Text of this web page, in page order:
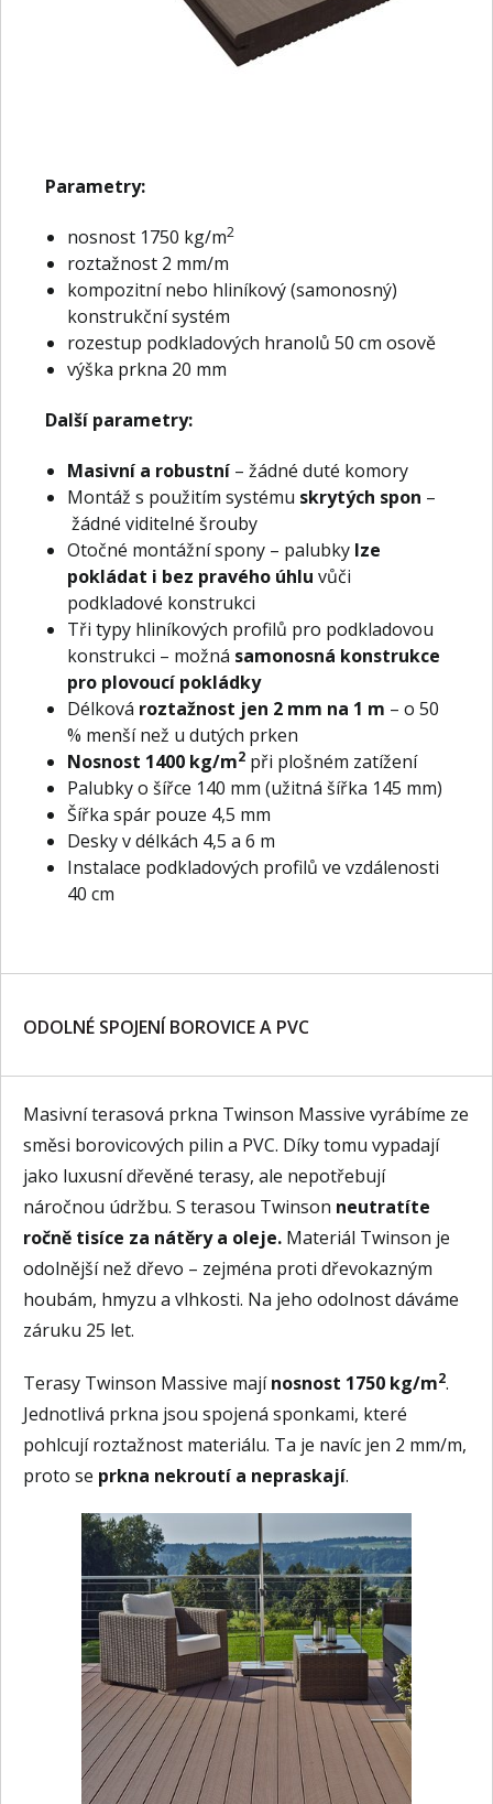
Parametry:
nosnost 1750 kg/m2
roztažnost 2 mm/m
kompozitní nebo hliníkový (samonosný)
konstrukční systém
rozestup podkladových hranolů 50 cm osově
výška prkna 20 mm
Další parametry:
Masivní a robustní – žádné duté komory
Montáž s použitím systému skrytých spon –
žádné viditelné šrouby
Otočné montážní spony – palubky lze
pokládat i bez pravého úhlu vůči
podkladové konstrukci
Tři typy hliníkových profilů pro podkladovou
konstrukci – možná samonosná konstrukce
pro plovoucí pokládky
Délková roztažnost jen 2 mm na 1 m – o 50
% menší než u dutých prken
Nosnost 1400 kg/m2 při plošném zatížení
Palubky o šířce 140 mm (užitná šířka 145 mm)
Šířka spár pouze 4,5 mm
Desky v délkách 4,5 a 6 m
Instalace podkladových profilů ve vzdálenosti
40 cm
ODOLNÉ SPOJENÍ BOROVICE A PVC
Masivní terasová prkna Twinson Massive vyrábíme ze
směsi borovicových pilin a PVC. Díky tomu vypadají
jako luxusní dřevěné terasy, ale nepotřebují
náročnou údržbu. S terasou Twinson neutratíte
ročně tisíce za nátěry a oleje. Materiál Twinson je
odolnější než dřevo – zejména proti dřevokazným
houbám, hmyzu a vlhkosti. Na jeho odolnost dáváme
záruku 25 let.
Terasy Twinson Massive majínosnost 1750 kg/m2.
Jednotlivá prkna jsou spojená sponkami, které
pohlcují roztažnost materiálu. Ta je navíc jen 2 mm/m,
proto se prkna nekroutí a nepraskají.